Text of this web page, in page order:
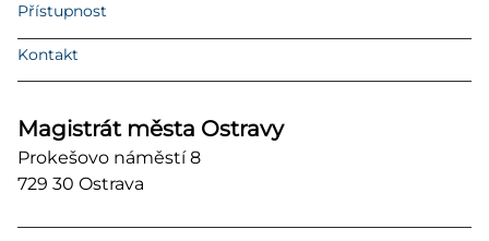
Přístupnost
Kontakt
Magistrát města Ostravy
Prokešovo náměstí 8
729 30 Ostrava